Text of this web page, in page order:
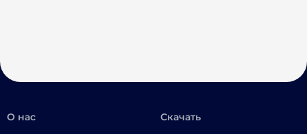
О нас Скачать